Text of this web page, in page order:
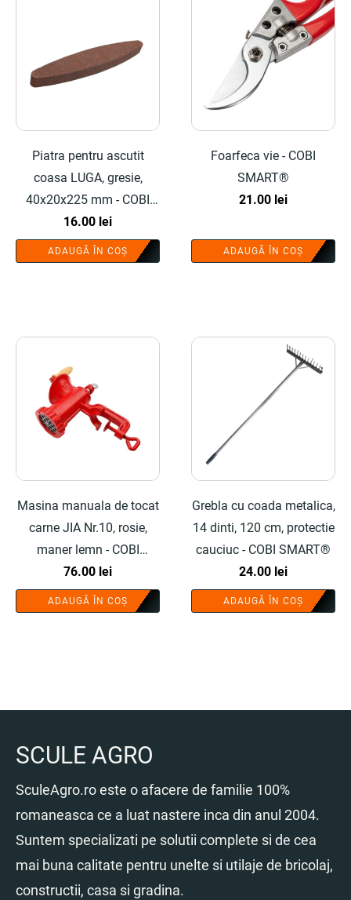
Piatra pentru ascutit
coasa LUGA, gresie,
40x20x225 mm - COBI
SMART®
16.00 lei
ADAUGĂ ÎN COȘ
Foarfeca vie - COBI
SMART®
21.00 lei
ADAUGĂ ÎN COȘ
Masina manuala de tocat
carne JIA Nr.10, rosie,
maner lemn - COBI
SMART®
76.00 lei
ADAUGĂ ÎN COȘ
Grebla cu coada metalica,
14 dinti, 120 cm, protectie
cauciuc - COBI SMART®
24.00 lei
ADAUGĂ ÎN COȘ
SCULE AGRO
SculeAgro.ro este o afacere de familie 100%
romaneasca ce a luat nastere inca din anul 2004.
Suntem specializati pe solutii complete si de cea
mai buna calitate pentru unelte si utilaje de bricolaj,
constructii, casa si gradina.